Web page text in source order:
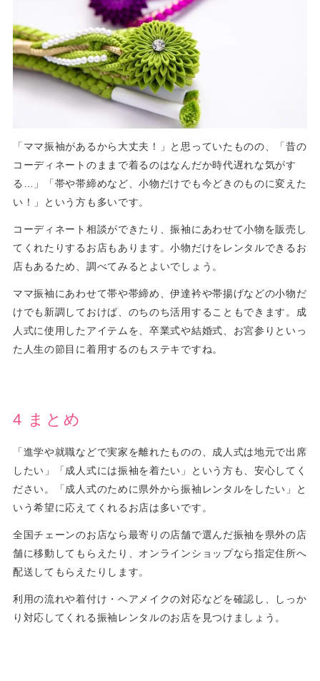
「ママ振袖があるから大丈夫！」と思っていたものの、「昔の
コーディネートのままで着るのはなんだか時代遅れな気がす
る…」「帯や帯締めなど、小物だけでも今どきのものに変えた
い！」という方も多いです。
コーディネート相談ができたり、振袖にあわせて小物を販売し
てくれたりするお店もあります。小物だけをレンタルできるお
店もあるため、調べてみるとよいでしょう。
ママ振袖にあわせて帯や帯締め、伊達衿や帯揚げなどの小物だ
けでも新調しておけば、のちのち活用することもできます。成
人式に使用したアイテムを、卒業式や結婚式、お宮参りといっ
た人生の節目に着用するのもステキですね。
4 まとめ
「進学や就職などで実家を離れたものの、成人式は地元で出席
したい」「成人式には振袖を着たい」という方も、安心してく
ださい。「成人式のために県外から振袖レンタルをしたい」と
いう希望に応えてくれるお店は多いです。
全国チェーンのお店なら最寄りの店舗で選んだ振袖を県外の店
舗に移動してもらえたり、オンラインショップなら指定住所へ
配送してもらえたりします。
利用の流れや着付け・ヘアメイクの対応などを確認し、しっか
り対応してくれる振袖レンタルのお店を見つけましょう。